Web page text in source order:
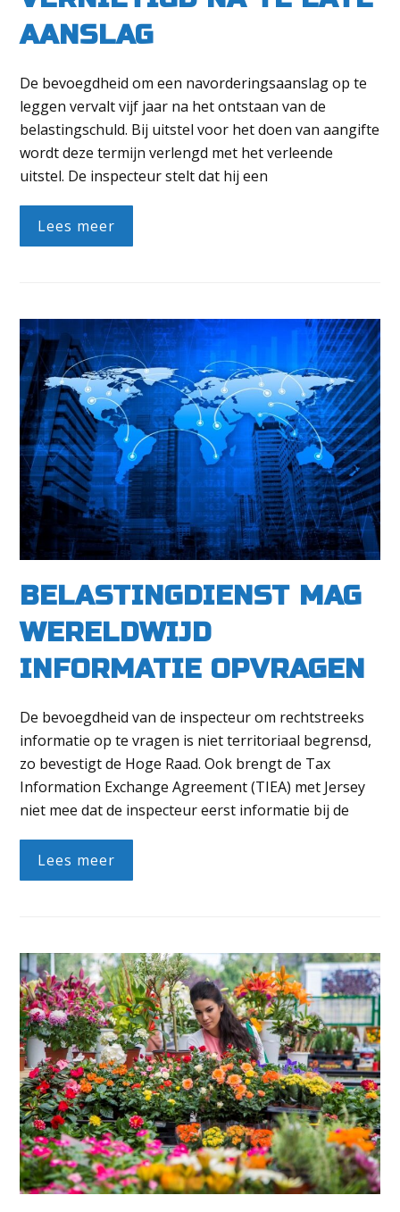
AANSLAG
De bevoegdheid om een navorderingsaanslag op te
leggen vervalt vijf jaar na het ontstaan van de
belastingschuld. Bij uitstel voor het doen van aangifte
wordt deze termijn verlengd met het verleende
uitstel. De inspecteur stelt dat hij een
Lees meer
BELASTINGDIENST MAG
WERELDWIJD
INFORMATIE OPVRAGEN
De bevoegdheid van de inspecteur om rechtstreeks
informatie op te vragen is niet territoriaal begrensd,
zo bevestigt de Hoge Raad. Ook brengt de Tax
Information Exchange Agreement (TIEA) met Jersey
niet mee dat de inspecteur eerst informatie bij de
Lees meer